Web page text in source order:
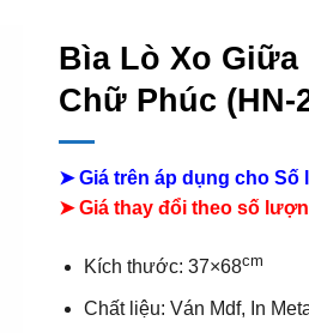
Bìa Lò Xo
Chữ Phúc (HN-
➤Giá trên áp dụng cho Số
➤Giá thay đổi theo số
Kích thước: 37×68cm
Chất liệu: Ván Mdf, In